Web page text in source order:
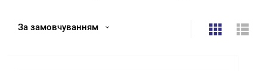
За замовчуванням